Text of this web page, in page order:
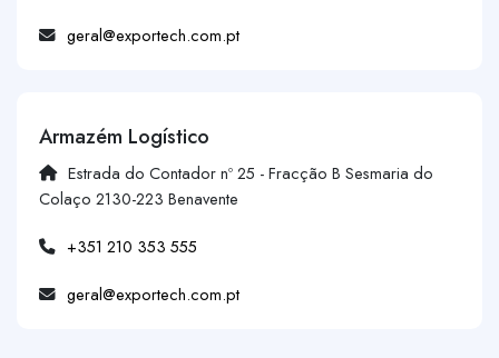
geral@exportech.com.pt
Armazém Logístico
Estrada do Contador nº 25 - Fracção B Sesmaria do
Colaço 2130-223 Benavente
+351 210 353 555
geral@exportech.com.pt